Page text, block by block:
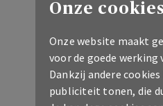
Onze
Onze website maakt
voor de goede
Dankzij andere
publiciteit tonen, die